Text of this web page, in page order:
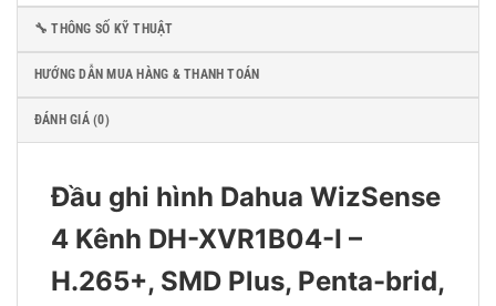
🔧 THÔNG SỐ KỸ THUẬT
HƯỚNG DẪN MUA HÀNG & THANH TOÁN
ĐÁNH GIÁ (0)
Đầu ghi hình Dahua WizSense
4 Kênh DH-XVR1B04-I –
H.265+, SMD Plus, Penta-brid,